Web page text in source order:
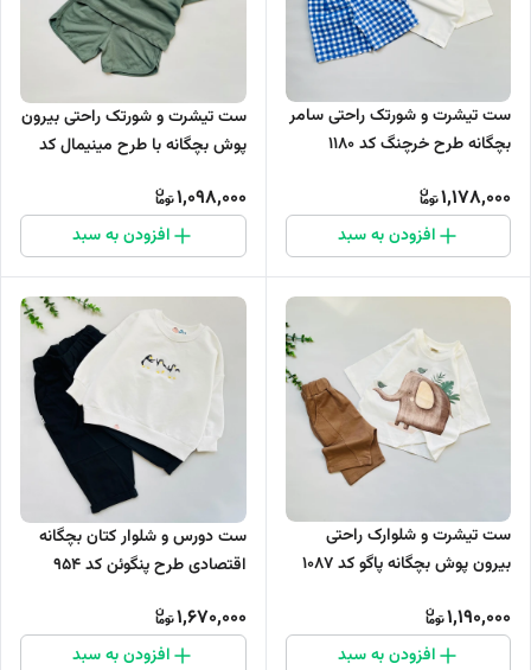
ست تیشرت و شورتک راحتی سامر
بچگانه طرح خرچنگ کد 1180
1,178,000
افزودن به سبد
ست تیشرت و شورتک راحتی بیرون
پوش بچگانه با طرح مینیمال کد
1,098,000
افزودن به سبد
ست تیشرت و شلوارک راحتی
بیرون پوش بچگانه پاگو کد 1087
1,190,000
افزودن به سبد
ست دورس و شلوار کتان بچگانه
اقتصادی طرح پنگوئن کد ۹۵۴
1,670,000
افزودن به سبد